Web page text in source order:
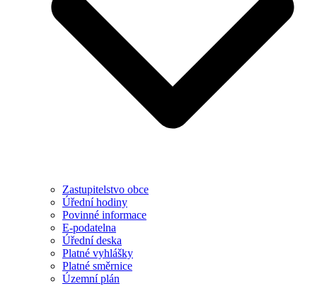
Zastupitelstvo obce
Úřední hodiny
Povinné informace
E-podatelna
Úřední deska
Platné vyhlášky
Platné směrnice
Územní plán